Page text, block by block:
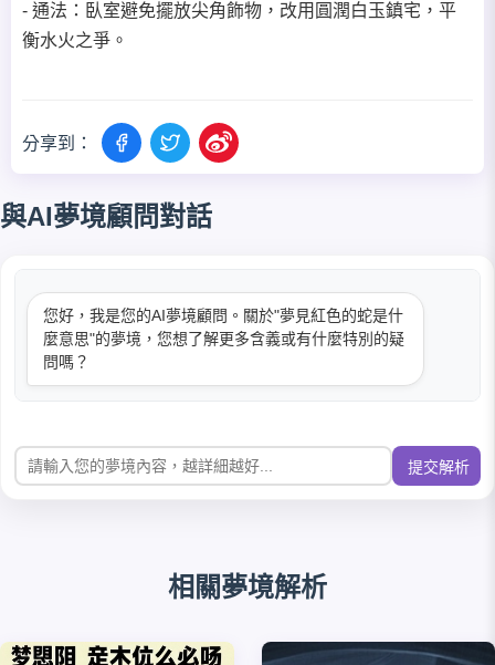
- 通法：臥室避免擺放尖角飾物，改用圓潤白玉鎮宅，平
衡水火之爭。
分享到：
與AI夢境顧問對話
您好，我是您的AI夢境顧問。關於"夢見紅色的蛇是什
麼意思"的夢境，您想了解更多含義或有什麼特別的疑
問嗎？
提交解析
相關夢境解析